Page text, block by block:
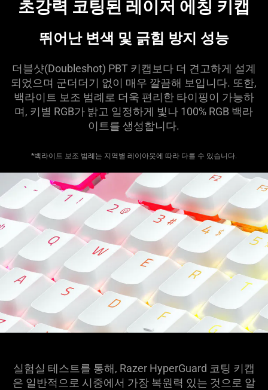
초강력 코팅된 레이저 에칭 키캡
뛰어난 변색 및 긁힘 방지 성능
더블샷(Doubleshot) PBT 키캡보다 더 견고하게 설계
되었으며 군더더기 없이 매우 깔끔해 보입니다. 또한,
백라이트 보조 범례로 더욱 편리한 타이핑이 가능하
며, 키별 RGB가 밝고 일정하게 빛나 100% RGB 백라
이트를 생성합니다.
*백라이트 보조 범례는 지역별 레이아웃에 따라 다를 수 있습니다.
실험실 테스트를 통해, Razer HyperGuard 코팅 키캡
은 일반적으로 시중에서 가장 복원력 있는 것으로 알